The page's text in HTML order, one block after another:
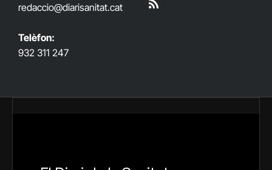
redaccio@diarisanitat.cat
Telèfon:
932 311 247
RSS